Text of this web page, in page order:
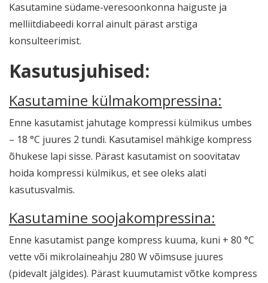
Kasutamine südame-veresoonkonna haiguste ja
melliitdiabeedi korral ainult pärast arstiga
konsulteerimist.
Kasutusjuhised:
Kasutamine külmakompressina:
Enne kasutamist jahutage kompressi külmikus umbes
– 18 °C juures 2 tundi. Kasutamisel mähkige kompress
õhukese lapi sisse. Pärast kasutamist on soovitatav
hoida kompressi külmikus, et see oleks alati
kasutusvalmis.
Kasutamine soojakompressina:
Enne kasutamist pange kompress kuuma, kuni + 80 °C
vette või mikrolaineahju 280 W võimsuse juures
(pidevalt jälgides). Pärast kuumutamist võtke kompress